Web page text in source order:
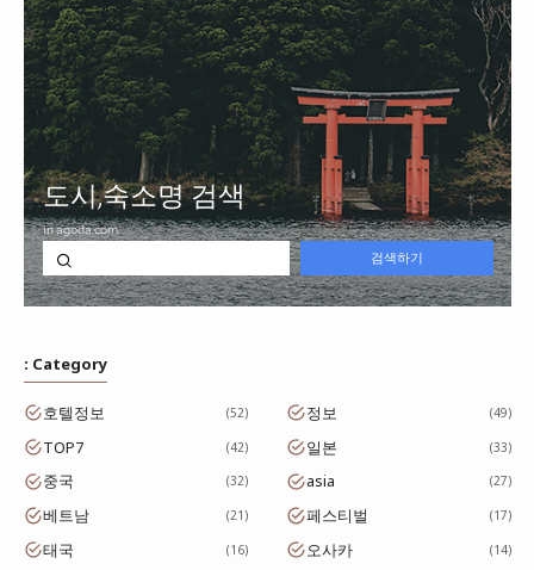
: Category
호텔정보 52 정보 49
TOP7 42 일본 33
중국 32 asia 27
베트남 21 페스티벌 17
태국 16 오사카 14